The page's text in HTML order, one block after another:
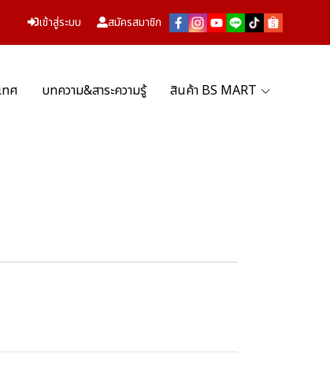
เข้าสู่ระบบ สมัครสมาชิก
ทศ บทความ&สาระความรู้ สินค้า BS MART